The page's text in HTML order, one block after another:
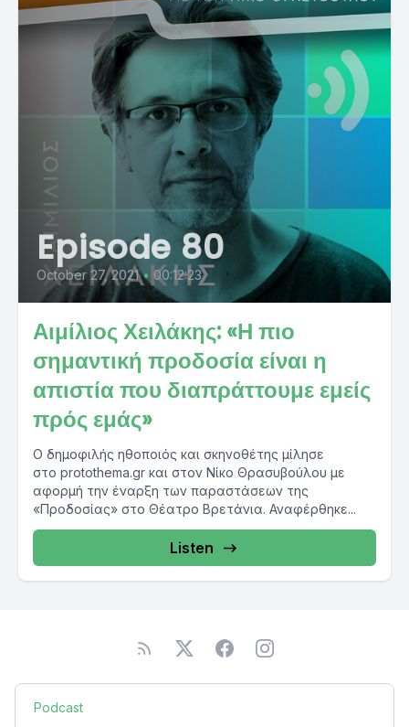
Episode 80
October 27, 2021 • 00:12:23
Αιμίλιος Χειλάκης: «Η πιο
σημαντική προδοσία είναι η
απιστία που διαπράττουμε εμείς
πρός εμάς»
Ο δημοφιλής ηθοποιός και σκηνοθέτης μίλησε
στο protothema.gr και στον Νίκο Θρασυβούλου με
αφορμή την έναρξη των παραστάσεων της
«Προδοσίας» στο Θέατρο Βρετάνια. Αναφέρθηκε...
Listen
Podcast